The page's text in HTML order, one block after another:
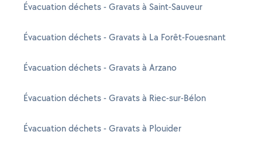
Évacuation déchets - Gravats à Saint-Sauveur
Évacuation déchets - Gravats à La Forêt-Fouesnant
Évacuation déchets - Gravats à Arzano
Évacuation déchets - Gravats à Riec-sur-Bélon
Évacuation déchets - Gravats à Plouider